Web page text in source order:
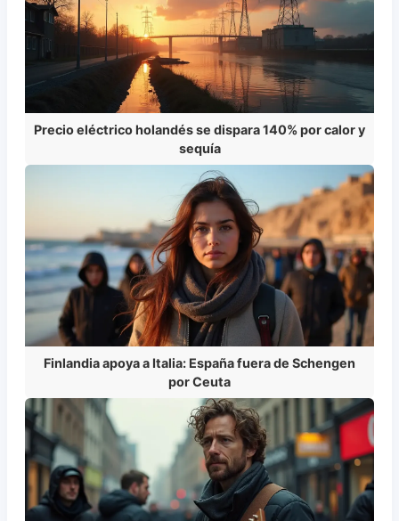
Precio eléctrico holandés se dispara 140% por calor y
sequía
Finlandia apoya a Italia: España fuera de Schengen
por Ceuta